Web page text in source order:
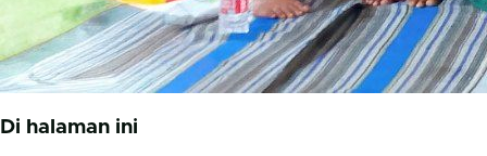
Di halaman ini